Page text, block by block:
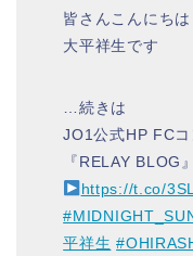
皆さんこんにちは
大平祥生です
…続きは
JO1公式HP FCコ
『RELAY BLOG
https://t.co/
平祥生